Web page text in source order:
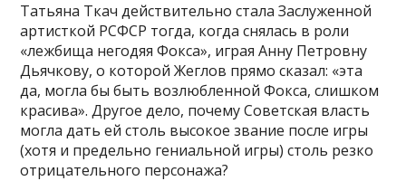
Татьяна Ткач действительно стала Заслуженной
артисткой РСФСР тогда, когда снялась в роли
«лежбища негодяя Фокса», играя Анну Петровну
Дьячкову, о которой Жеглов прямо сказал: «эта
да, могла бы быть возлюбленной Фокса, слишком
красива». Другое дело, почему Советская власть
могла дать ей столь высокое звание после игры
(хотя и предельно гениальной игры) столь резко
отрицательного персонажа?